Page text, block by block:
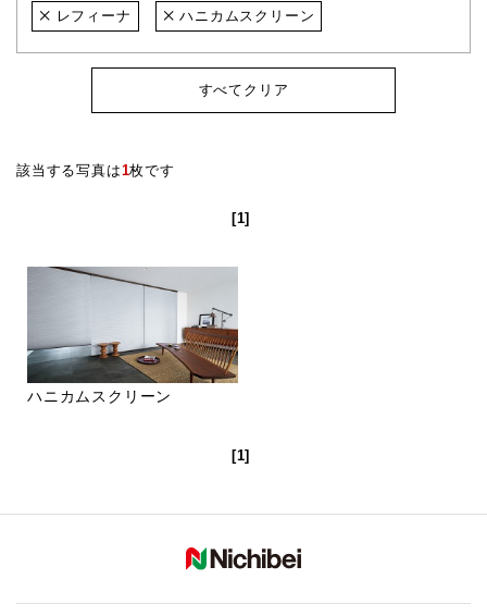
レフィーナ ハニカムスクリーン
すべてクリア
該当する写真は1枚です
[1]
ハニカムスクリーン
[1]